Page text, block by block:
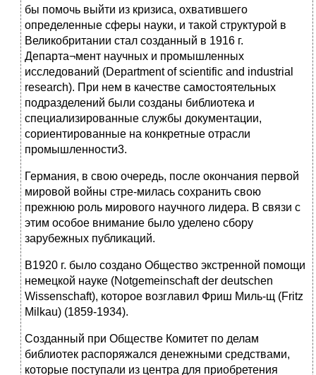
бы помочь выйти из кризиса, охватившего
определенные сферы науки, и такой структурой в
Великобритании стал созданный в 1916 г.
Департа¬мент научных и промышленных
исследований (Department of scientific and industrial
research). При нем в качестве самостоятельных
подразделений были созданы библиотека и
специализированные службы документации,
сориентированные на конкретные отрасли
промышленности3.
Германия, в свою очередь, после окончания первой
мировой войны стре-милась сохранить свою
прежнюю роль мирового научного лидера. В связи с
этим особое внимание было уделено сбору
зарубежных публикаций.
В1920 г. было создано Общество экстренной помощи
немецкой науке (Notgemeinschaft der deutschen
Wissenschaft), которое возглавил Фриш Миль-щ (Fritz
Milkau) (1859-1934).
Созданный при Обществе Комитет по делам
библиотек распоряжался денежными средствами,
которые поступали из центра для приобретения